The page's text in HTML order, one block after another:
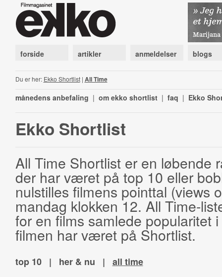
forside artikler anmeldelser blogs
Du er her: Ekko Shortlist| All Time
månedens anbefaling | om ekko shortlist | faq | Ekko
Ekko Shortlist
All Time Shortlist er en løbende
der har været på top 10 eller
nulstilles filmens pointtal (views
mandag klokken 12. All Time-
for en films samlede popularitet
filmen har været på Shortlist.
top 10 | her & nu | all time